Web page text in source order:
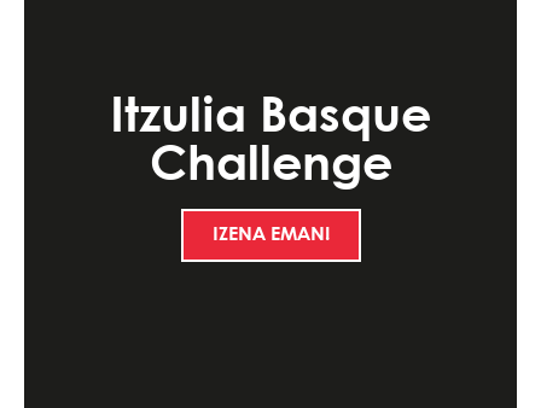
Itzulia Basque
Challenge
IZENA EMAN!